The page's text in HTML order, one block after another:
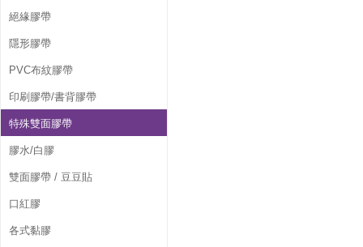
絕緣膠帶
隱形膠帶
PVC布紋膠帶
印刷膠帶/書背膠帶
特殊雙面膠帶
膠水/白膠
雙面膠帶 / 豆豆貼
口紅膠
各式黏膠